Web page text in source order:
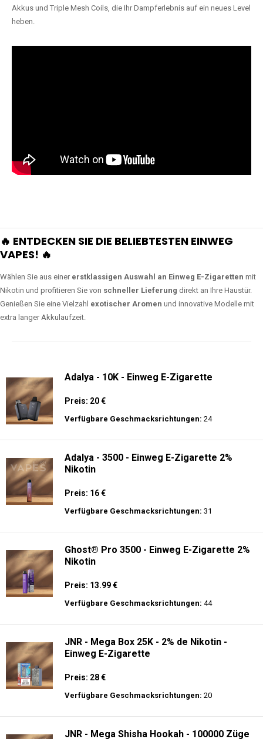
Akkus und Triple Mesh Coils, die Ihr Dampferlebnis auf ein neues Level
heben.
🔥 ENTDECKEN SIE DIE BELIEBTESTEN EINWEG
VAPES! 🔥
Wählen Sie aus einer erstklassigen Auswahl an Einweg E-Zigaretten mit
Nikotin und profitieren Sie von schneller Lieferung direkt an Ihre Haustür.
Genießen Sie eine Vielzahl exotischer Aromen und innovative Modelle mit
extra langer Akkulaufzeit.
Adalya - 10K - Einweg E-Zigarette
Preis: 20 €
Verfügbare Geschmacksrichtungen: 24
Adalya - 3500 - Einweg E-Zigarette 2%
Nikotin
Preis: 16 €
Verfügbare Geschmacksrichtungen: 31
Ghost® Pro 3500 - Einweg E-Zigarette 2%
Nikotin
Preis: 13.99 €
Verfügbare Geschmacksrichtungen: 44
JNR - Mega Box 25K - 2% de Nikotin -
Einweg E-Zigarette
Preis: 28 €
Verfügbare Geschmacksrichtungen: 20
JNR - Mega Shisha Hookah - 100000 Züge